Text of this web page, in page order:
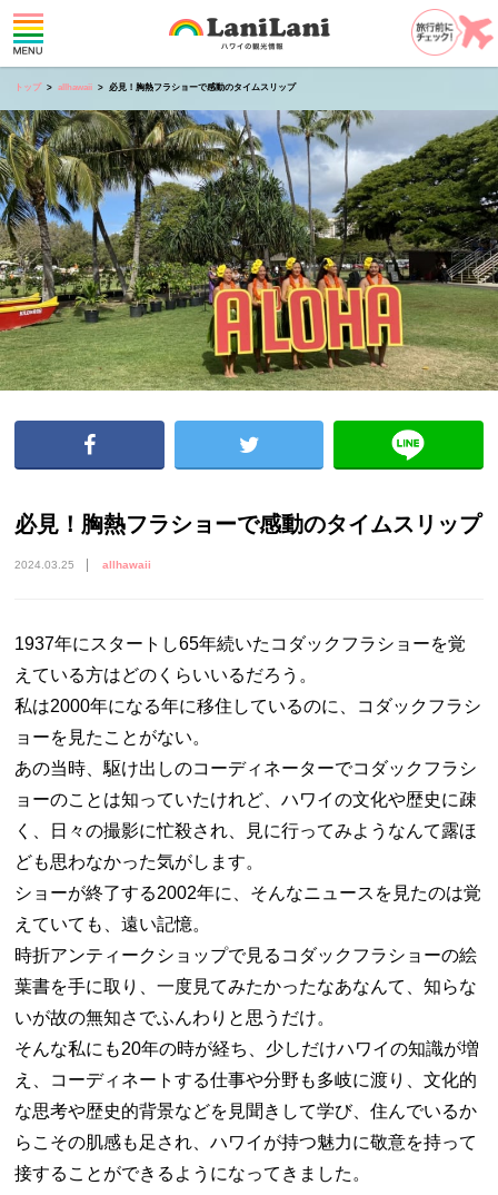
トップ allhawaii 必見！胸熱フラショーで感動のタイムスリップ
必見！胸熱フラショーで感動のタイムスリップ
2024.03.25 allhawaii
1937年にスタートし65年続いたコダックフラショーを覚
えている方はどのくらいいるだろう。
私は2000年になる年に移住しているのに、コダックフラシ
ョーを見たことがない。
あの当時、駆け出しのコーディネーターでコダックフラシ
ョーのことは知っていたけれど、ハワイの文化や歴史に疎
く、日々の撮影に忙殺され、見に行ってみようなんて露ほ
ども思わなかった気がします。
ショーが終了する2002年に、そんなニュースを見たのは覚
えていても、遠い記憶。
時折アンティークショップで見るコダックフラショーの絵
葉書を手に取り、一度見てみたかったなあなんて、知らな
いが故の無知さでふんわりと思うだけ。
そんな私にも20年の時が経ち、少しだけハワイの知識が増
え、コーディネートする仕事や分野も多岐に渡り、文化的
な思考や歴史的背景などを見聞きして学び、住んでいるか
らこその肌感も足され、ハワイが持つ魅力に敬意を持って
接することができるようになってきました。